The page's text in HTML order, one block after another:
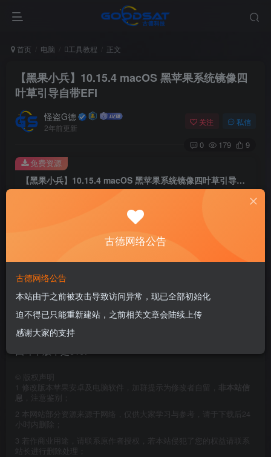
首页 电脑 工具教程 正文
【黑果小兵】10.15.4 macOS 黑苹果系统镜像四
叶草引导自带EFI
怪盗G德
2年前更新
关注 私信
0 179 9
【黑果小兵】10.15.4 macOS 黑苹果系统镜像四叶草引导自带EFI
登录查看
免费资源
带EFI
版权声明
1
修改版本苹果安卓及电脑软件，加群提示为修改者自留，
非本站信
息 ，注意鉴别；
2 本网站部分资源来源于网络，仅供大家学习与参考，请于下载后24
小时内删除；
3 若作商业用途，请联系原作者授权，若本站侵犯了您的权益请联系
站长进行删除处理；
古德网络公告
古德网络公告
本站由于之前被攻击导致访问异常，现已全部初始化
迫不得已只能重新建站，之前相关文章会陆续上传
感谢大家的支持